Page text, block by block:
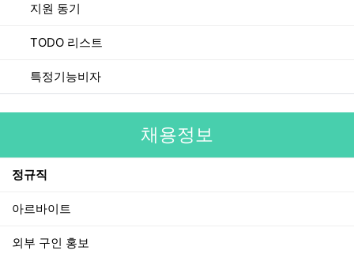
지원 동기
TODO 리스트
특정기능비자
채용정보
정규직
아르바이트
외부 구인 홍보